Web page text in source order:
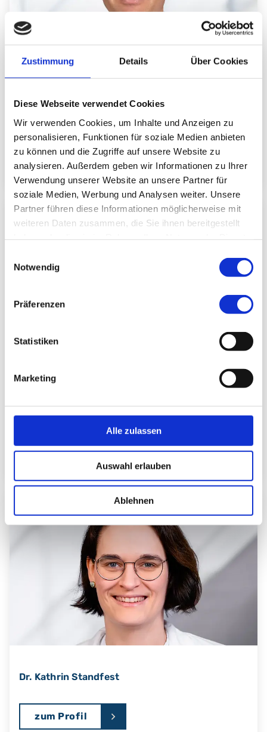
Zustimmung Details Über Cookies
Diese Webseite verwendet Cookies
Wir verwenden Cookies, um Inhalte und Anzeigen zu
personalisieren, Funktionen für soziale Medien anbieten
zu können und die Zugriffe auf unsere Website zu
analysieren. Außerdem geben wir Informationen zu Ihrer
Verwendung unserer Website an unsere Partner für
soziale Medien, Werbung und Analysen weiter. Unsere
Partner führen diese Informationen möglicherweise mit
weiteren Daten zusammen, die Sie ihnen bereitgestellt
Notwendig
Präferenzen
Statistiken
Marketing
Alle zulassen
Auswahl erlauben
Ablehnen
Chefarzt
Univ.-Prof. Dr. Stefan Knop
zum Profil
Pflegedienstleitung PDL-Bereich 5
Tanja Groh
zum Profil
Dr. Kathrin Standfest
zum Profil